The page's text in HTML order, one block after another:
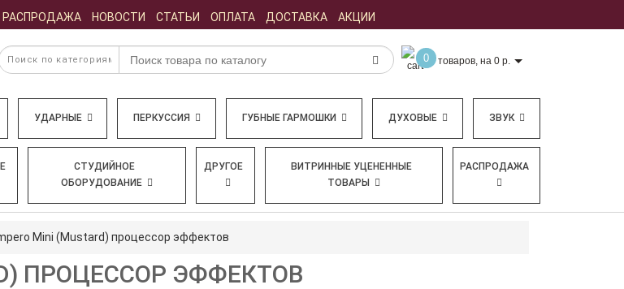
РАСПРОДАЖА НОВОСТИ СТАТЬИ ОПЛАТА ДОСТАВКА АКЦИИ
0 товаров, на 0 р.
УДАРНЫЕ ПЕРКУССИЯ ГУБНЫЕ ГАРМОШКИ ДУХОВЫЕ ЗВУК
СТУДИЙНОЕ
ОБОРУДОВАНИЕ
ДРУГОЕ
ВИТРИННЫЕ УЦЕНЕННЫЕ
ТОВАРЫ
РАСПРОДАЖА
Mini (Mustard) процессор эффектов
ПРОЦЕССОР ЭФФЕКТОВ